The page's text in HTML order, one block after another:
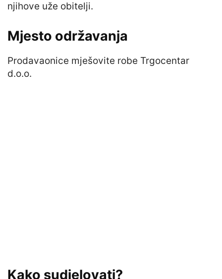
njihove uže obitelji.
Mjesto održavanja
Prodavaonice mješovite robe Trgocentar
d.o.o.
Kako sudjelovati?